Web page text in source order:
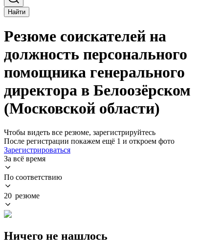
Найти
Резюме соискателей на
должность персонального
помощника генерального
директора в Белоозёрском
(Московской области)
Чтобы видеть все резюме, зарегистрируйтесь
После регистрации покажем ещё 1 и откроем фото
Зарегистрироваться
За всё время
По соответствию
20 резюме
Ничего не нашлось